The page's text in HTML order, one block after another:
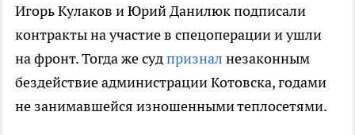
Игорь Кулаков и Юрий Данилюк подписали
контракты на участие в спецоперации и ушли
на фронт. Тогда же судпризнал незаконным
бездействие администрации Котовска, годами
не занимавшейся изношенными теплосетями.